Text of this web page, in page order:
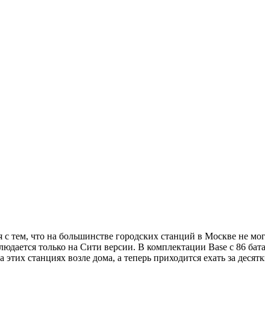
что на большинстве городских станций в Москве не
только на Сити версии. В комплектации Base с 86
станциях возле дома, а теперь приходится ехать за